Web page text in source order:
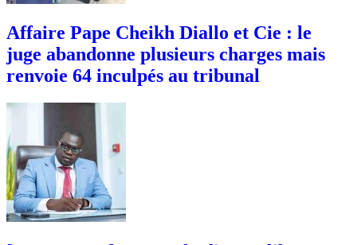
Affaire Pape Cheikh Diallo et Cie : le
juge abandonne plusieurs charges mais
renvoie 64 inculpés au tribunal